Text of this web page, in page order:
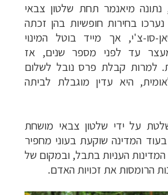
מהומות 8888, נתונה מיאנמר תחת שלטון צבאי
בשנת 1990 נערכו בחירות חופשיות בהן זכתה
סו-צ'י, אך מייד בוטל המינוי
עד לפני מספר שנים, אז
למרות קבלת פרס נובל לשלום
לאומית, היא עדין מוגבלת לביתה
על ידי שלטון צבאי מושחת
המדינה שוקעת בעוני מחפיר
של
הרומסות את זכויותהאדם.